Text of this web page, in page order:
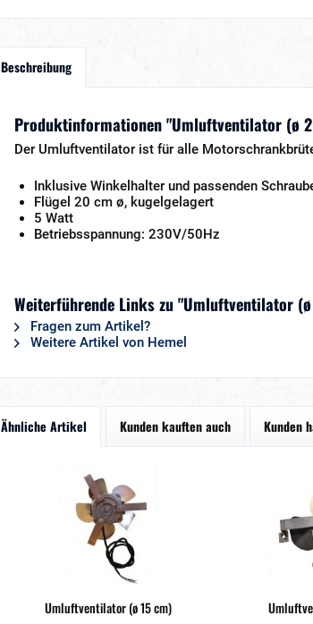
Beschreibung
Produktinformationen "Umluftventilator (ø
Der Umluftventilator ist für alle
Inklusive Winkelhalter und passenden
Flügel 20 cm ø, kugelgelagert
5 Watt
Betriebsspannung: 230V/50Hz
Weiterführende Links zu "Umluftventilator
Fragen zum Artikel?
Weitere Artikel von Hemel
Ähnliche Artikel Kunden kauften auch Kunden
Umluftventilator (ø 15 cm)